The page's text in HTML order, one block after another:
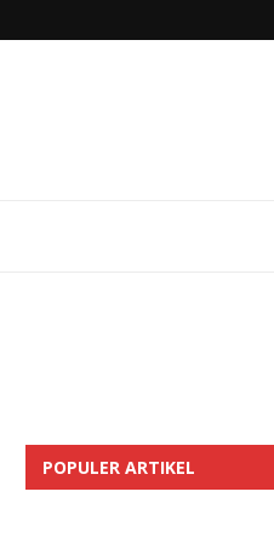
POPULER ARTIKEL